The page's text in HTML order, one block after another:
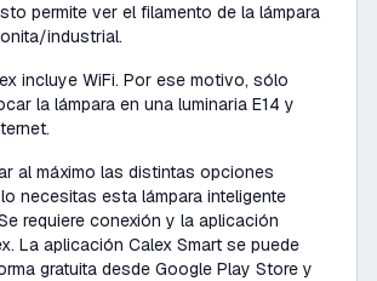
permite ver el filamento de la lámpara
industrial.
incluye WiFi. Por ese motivo, sólo
la lámpara en una luminaria E14 y
al máximo las distintas opciones
necesitas esta lámpara inteligente
requiere conexión y la aplicación
La aplicación Calex Smart se puede
gratuita desde Google Play Store y